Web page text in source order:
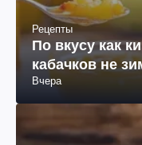
Рецепты
По вкусу как
кабачков не
Вчера